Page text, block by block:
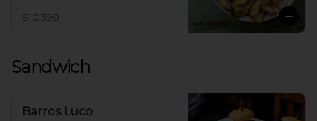
$10.390
Sandwich
Barros Luco